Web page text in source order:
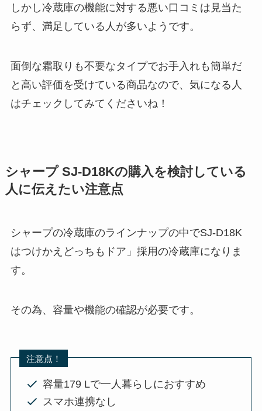
しかし冷蔵庫の機能に対する悪い口コミは見当た
らず、満足している人が多いようです。
面倒な霜取りも不要なタイプでお手入れも簡単だ
と高い評価を受けている商品なので、気になる人
はチェックしてみてくださいね！
シャープ SJ-D18Kの購入を検討している
人に伝えたい注意点
シャープの冷蔵庫のラインナップの中でSJ-D18K
はつけかえどっちもドア」採用の冷蔵庫になりま
す。
その為、容量や機能の確認が必要です。
注意点！
容量179 Lで一人暮らしにおすすめ
スマホ連携なし